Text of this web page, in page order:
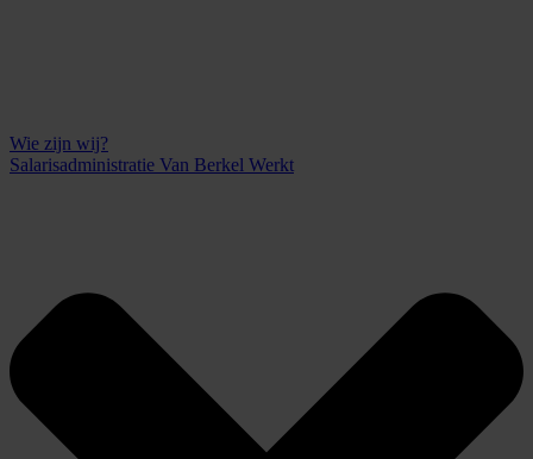
Wie zijn wij?
Salarisadministratie Van Berkel Werkt